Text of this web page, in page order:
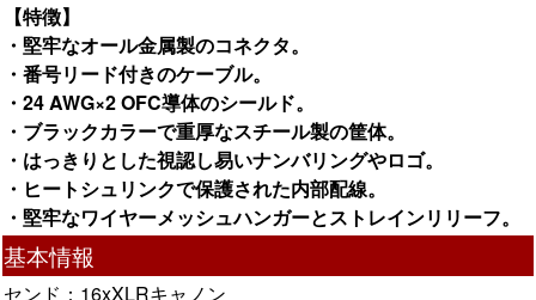
【特徴】
・堅牢なオール金属製のコネクタ。
・番号リード付きのケーブル。
・24 AWG×2 OFC導体のシールド。
・ブラックカラーで重厚なスチール製の筐体。
・はっきりとした視認し易いナンバリングやロゴ。
・ヒートシュリンクで保護された内部配線。
・堅牢なワイヤーメッシュハンガーとストレインリリーフ。
基本情報
センド：16xXLRキャノン